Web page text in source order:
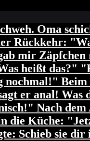
Oma
Rückkehr:
mir Zäpfchen
heißt das?"
nochmal!" Beim
er anal! Was
Nach
die Küche:
Schieb sie dir